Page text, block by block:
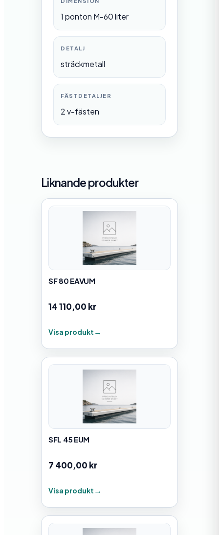
1 ponton M-60 liter
DETALJ
sträckmetall
FÄSTDETALJER
2 v-fästen
Liknande produkter
SF 80 EAVUM
14 110,00 kr
Visa produkt
SFL 45 EUM
7 400,00 kr
Visa produkt